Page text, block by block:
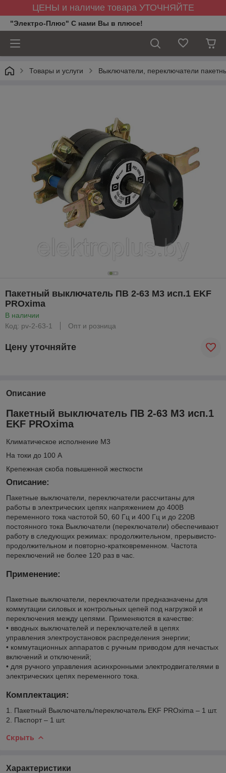
ЦЕНЫ и наличие товара УТОЧНЯЙТЕ
"Электро-Плюс" С нами Вы в плюсе!
Товары и услуги Выключатели, переключатели
Пакетный выключатель ПВ 2-63 М3 исп.1 EKF
PROxima
В наличии
Код: pv-2-63-1
Опт и розница
Цену уточняйте
Описание
Пакетный выключатель ПВ 2-63 М3 исп.1
EKF PROxima
Климатическое исполнение М3
На токи до 100 А
Крепежная скоба повышенной жесткости
Описание:
Пакетные выключатели, переключатели рассчитаны для
работы в электрических цепях напряжением до 400В
переменного тока частотой 50, 60 Гц и 400 Гц и до 220В
постоянного тока Выключатели (переключатели) обеспечивают
работу в следующих режимах: продолжительном, прерывисто-
продолжительном и повторно-кратковременном. Частота
переключений не более 120 раз в час.
Применение:
Пакетные выключатели, переключатели предназначены для
коммутации силовых и контрольных цепей под нагрузкой и
переключения между цепями. Применяются в качестве:
• вводных выключателей и переключателей в цепях
управления электроустановок распределения энергии;
• коммутационных аппаратов с ручным приводом для нечастых
включений и отключений;
• для ручного управления асинхронными электродвигателями в
электрических цепях переменного тока.
Комплектация:
1. Пакетный Выключатель/переключатель EKF PROxima – 1 шт.
2. Паспорт – 1 шт.
Скрыть
Характеристики